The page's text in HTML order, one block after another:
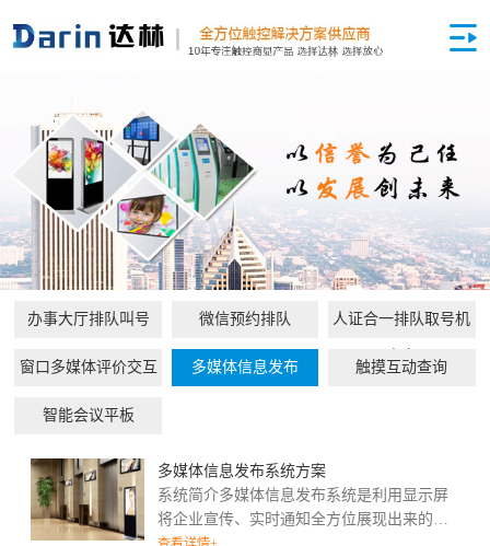
办事大厅排队叫号 微信预约排队 人证合一排队取号机
方案
窗口多媒体评价交互 多媒体信息发布 触摸互动查询
智能会议平板
多媒体信息发布系统方案
系统简介多媒体信息发布系统是利用显示屏
将企业宣传、实时通知全方位展现出来的一